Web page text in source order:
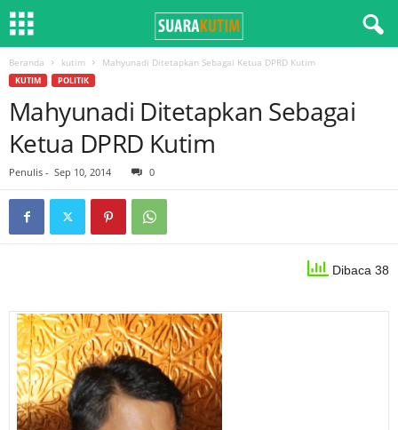
Beranda kutim Mahyunadi Ditetapkan Sebagai Ketua DPRD Kutim
KUTIM POLITIK
Mahyunadi Ditetapkan Sebagai
Ketua DPRD Kutim
Penulis - Sep 10, 2014 0
Dibaca 38